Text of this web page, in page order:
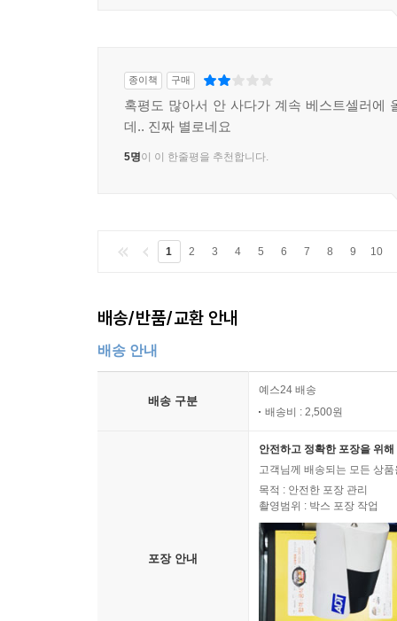
종이책 구매
혹평도 많아서 안 사다가 계속 베스트셀러에
데.. 진짜 별로네요
5명이 이 한줄평을 추천합니다.
1 2 3 4 5 6 7 8 9 10
배송/반품/교환 안내
배송 안내
배송 구분
예스24 배송
배송비 : 2,500원
포장 안내
안전하고 정확한 포장을 위
고객님께 배송되는 모든 상
목적 : 안전한 포장 관리
촬영범위 : 박스 포장 작업